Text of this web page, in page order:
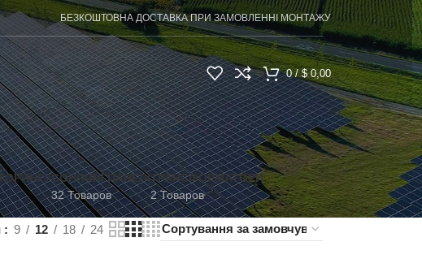
БЕЗКОШТОВНА ДОСТАВКА ПРИ ЗАМОВЛЕННІ МОНТАЖУ
0/ $0,00
СОНЯЧНІ ПАНЕЛІ
32 Товаров
ТРАНСФОРМАТОРИ
2 Товаров
9 12 18 24